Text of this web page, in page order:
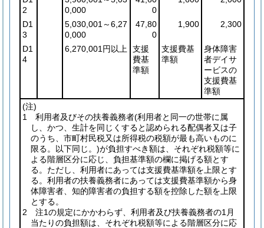
2
0,000
0
D1
3
5,030,001～6,27
0,000
47,80
0
1,900 2,300
D1
4
6,270,001円以上
支援
費基
準額
支援費基
準額
身体障害
者デイサ
ービスの
支援費基
準額
(注)
1 利用者及びその扶養義務者(利用者と同一の世帯に属
し、かつ、生計を同じくすると認められる配偶者又は子
のうち、市町村民税又は所得税の税額が最も高いものに
限る。以下同じ。)が負担すべき額は、それぞれ税額等に
よる階層区分に応じ、負担基準額の欄に掲げる額とす
る。ただし、利用者にあっては支援費基準額を上限とす
る。利用者の扶養義務者にあっては支援費基準額から身
体障害者、知的障害者の負担する額を控除した額を上限
とする。
2 注1の規定にかかわらず、利用者及び扶養義務者の1月
当たりの負担額は、それぞれ税額等による階層区分に応